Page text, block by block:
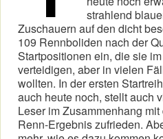
strahlend
Zuschauern auf den dicht
109 Rennboliden nach der
Startpositionen ein, die sie
verteidigen, aber in vielen
wollten. In der ersten
auch heute noch, stellt auch
Leser im Zusammenhang
Renn-Ergebnis zufrieden.